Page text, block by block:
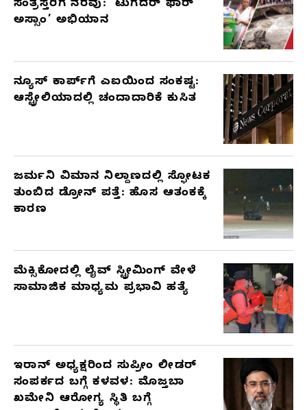
ARTICLES
ಸಂತ್ರಸ್ತರಿಗೆ ನೆರವು: ‘ಟುಗೆದರ್ ಫಾರ್
ಅಸ್ಸಾಂ’ ಅಭಿಯಾನ
ನ್ಯೂಸ್ ಕಾರ್ಪ್‌ಗೆ ಎಐಯಿಂದ ಸಂಕಷ್ಟ:
ಆಸ್ಟ್ರೇಲಿಯಾದಲ್ಲಿ ಚಂದಾದಾರಿಕೆ ಕುಸಿತ
ಜರ್ಮನಿ ವಿಮಾನ ನಿಲ್ದಾಣದಲ್ಲಿ ಸ್ಫೋಟಕ
ತುಂಬಿದ ಡ್ರೋನ್ ಪತ್ತೆ: ಹೊಸ ಆತಂಕಕ್ಕೆ
ಕಾರಣ
ಮೆಕ್ಸಿಕೋದಲ್ಲಿ ಲೈವ್ ಸ್ಟ್ರೀಮಿಂಗ್ ವೇಳೆ
ಸಾಮಾಜಿಕ ಮಾಧ್ಯಮ ಪ್ರಭಾವಿ ಹತ್ಯೆ
ಇರಾನ್ ಅಧ್ಯಕ್ಷರಿಂದ ಸುಪ್ರೀಂ ಲೀಡರ್
ಸಂಪರ್ಕದ ಬಗ್ಗೆ ಕಳವಳ: ಮೊಜ್ತಬಾ
ಖಮೇನಿ ಆರೋಗ್ಯ ಸ್ಥಿತಿ ಬಗ್ಗೆ